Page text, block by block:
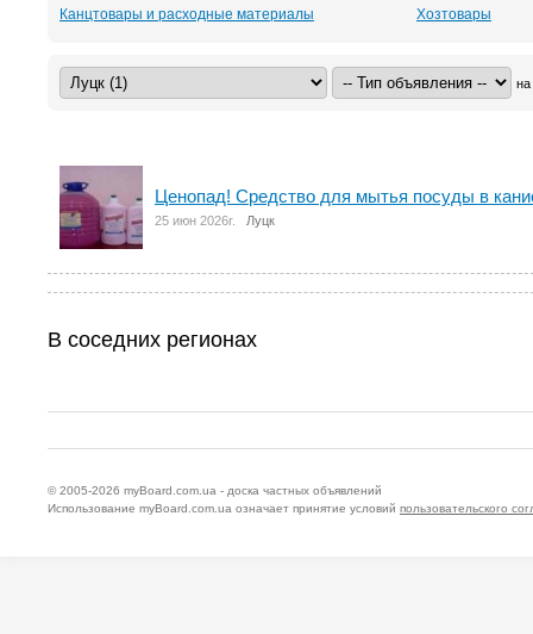
Канцтовары и расходные материалы
Хозтовары
на
Ценопад! Средство для мытья посуды в
25 июн 2026г. Луцк
В соседних регионах
© 2005-2026 myBoard.com.ua - доска частных объявлений
Использование myBoard.com.ua означает принятие условий пользовательского